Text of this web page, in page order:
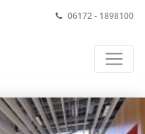
06172 - 1898100